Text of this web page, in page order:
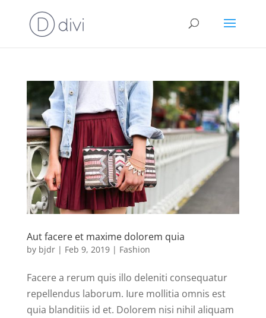
Aut facere et maxime dolorem quia
by bjdr| Feb 9, 2019| Fashion
Facere a rerum quis illo deleniti consequatur
repellendus laborum. Iure mollitia omnis est
quia blanditiis id et. Dolorem nisi nihil aliquam